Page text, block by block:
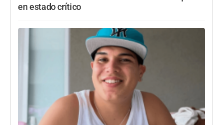
en estado crítico